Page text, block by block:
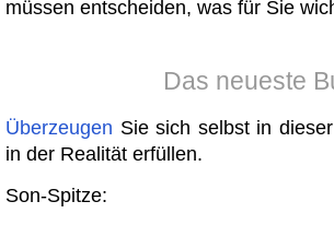
müssen entscheiden, was für Sie
Das neueste
Überzeugen Sie sich selbst in
in der Realität erfüllen.
Son-Spitze: